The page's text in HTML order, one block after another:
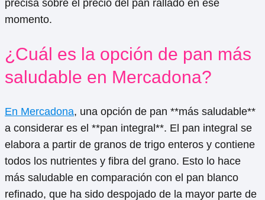
precisa sobre el precio del pan rallado en ese
momento.
¿Cuál es la opción de pan más
saludable en Mercadona?
En Mercadona, una opción de pan **más saludable**
a considerar es el **pan integral**. El pan integral se
elabora a partir de granos de trigo enteros y contiene
todos los nutrientes y fibra del grano. Esto lo hace
más saludable en comparación con el pan blanco
refinado, que ha sido despojado de la mayor parte de